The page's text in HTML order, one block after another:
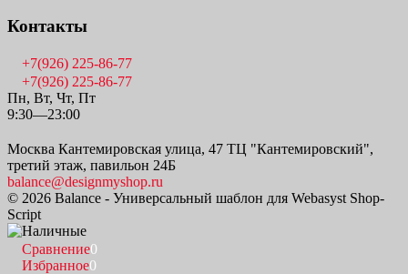
Контакты
+7(926) 225-86-77
+7(926) 225-86-77
Пн, Вт, Чт, Пт
9:30—23:00
Москва Кантемировская улица, 47 ТЦ "Кантемировский",
третий этаж, павильон 24Б
balance@designmyshop.ru
© 2026 Balance - Универсальный шаблон для Webasyst Shop-
Script
Сравнение0
Избранное0